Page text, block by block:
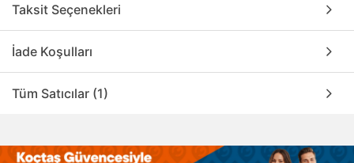
Taksit Seçenekleri
İade Koşulları
Tüm Satıcılar (1)